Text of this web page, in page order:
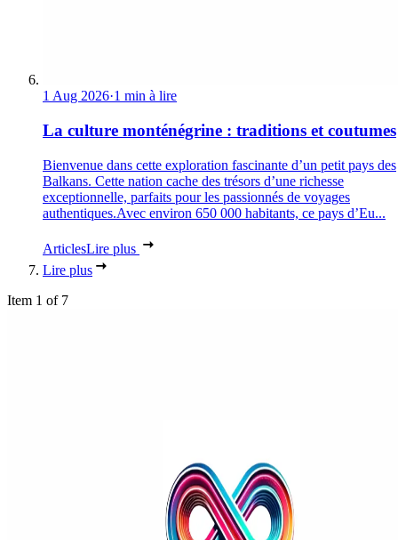
1 Aug 2026·1 min à lire
La culture monténégrine : traditions et coutumes
Bienvenue dans cette exploration fascinante d’un petit pays des
Balkans. Cette nation cache des trésors d’une richesse
exceptionnelle, parfaits pour les passionnés de voyages
authentiques.Avec environ 650 000 habitants, ce pays d’Eu...
ArticlesLire plus
Lire plus
Item 1 of 7